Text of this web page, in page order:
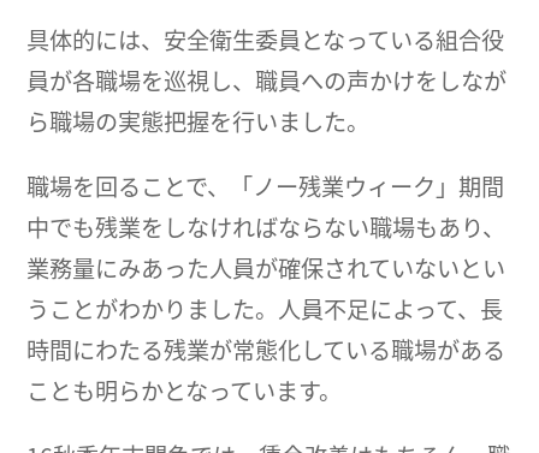
具体的には、安全衛生委員となっている組合役
員が各職場を巡視し、職員への声かけをしなが
ら職場の実態把握を行いました。
職場を回ることで、「ノー残業ウィーク」期間
中でも残業をしなければならない職場もあり、
業務量にみあった人員が確保されていないとい
うことがわかりました。人員不足によって、長
時間にわたる残業が常態化している職場がある
ことも明らかとなっています。